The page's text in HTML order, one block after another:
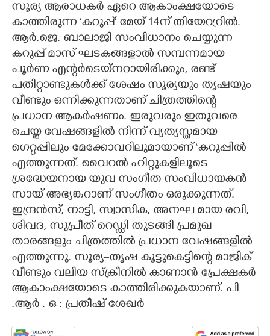
CARTOONS
LITERATURE
ZOOM
സൂര്യ ആരാധകർ ഏറെ ആകാംക്ഷയോടെ
കാത്തിരുന്ന ‘കറുപ്പ്’ മേയ് 14ന് തിയേറ്രറിൽ.
ആർ.ജെ. ബാലാജി സംവിധാനം ചെയ്യുന്ന
കറുപ്പ് മാസ് ഘടകങ്ങളാൽ സമ്പന്നമായ
പൂർണ എന്റർടെയ്നറായിരിക്കും, രണ്ട്
പതിറ്റാണ്ടുകൾക്ക് ശേഷം സൂര്യയും തൃഷയും
വീണ്ടും ഒന്നിക്കുന്നതാണ് ചിത്രത്തിന്റെ
പ്രധാന ആകർഷണം. ഇരുവരും ഇതുവരെ
ചെയ്ത വേഷങ്ങളിൽ നിന്ന് വ്യത്യസ്തമായ
ഗെറ്റപ്പിലും മേക്കോവറിലുമായാണ് ‘കറുപ്പിൽ
എത്തുന്നത്. വൈറൽ ഹിറ്റുകളിലൂടെ
ശ്രദ്ധേയനായ യുവ സംഗീത സംവിധായകൻ
സായ് അഭ്യങ്കറാണ് സംഗീതം ഒരുക്കുന്നത്.
ഇന്ദ്രൻസ്, നാട്ടി, സ്വാസിക, അനഘ മായ രവി,
ശിവദ, സുപ്രീത് റെഡ്ഡി തുടങ്ങി പ്രമുഖ
താരങ്ങളും ചിത്രത്തിൽ പ്രധാന വേഷങ്ങളിൽ
എത്തുന്നു. സൂര്യ–തൃഷ കൂട്ടുകെട്ടിന്റെ മാജിക്
വീണ്ടും വലിയ സ്ക്രീനിൽ കാണാൻ പ്രേക്ഷകർ
ആകാംക്ഷയോടെ കാത്തിരിക്കുകയാണ്. പി
.ആർ . ഒ : പ്രതീഷ് ശേഖർ